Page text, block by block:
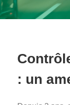
: un